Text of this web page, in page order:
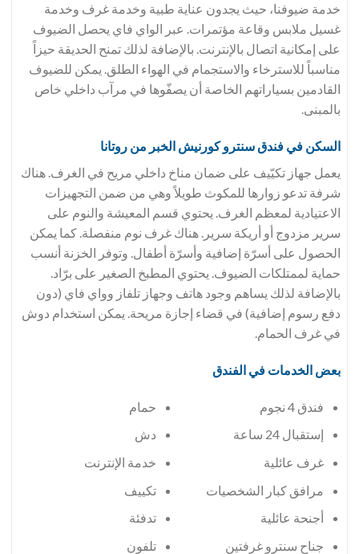
خدمة ضيوفنا، حيث يجدون عناية طبية وخدمة غرف وخدمة
غسيل ملابس وقاعة مؤتمرات. عبر الواي فاي يحصل الضيوف
على إمكانية اتصال بالإنترنت. بالإضافة لذلك تمنح الحديقة حيزاً
مناسباً للاسترخاء والاستجمام في الهواء الطلق. يمكن للضيوف
القادمين بسياراتهم الخاصة أن يصفّوها في مرآب داخلي خاص
بالمبنى.
السكن في فندق سنترو كورنيش الخبر من روتانا
يعمل جهاز تكيّيف على ضمان مناخ داخلي مريح في الغرف. هناك
شرفة تدعو زوارها للمكوث طويلاً وهي من ضمن التجهيزات
الاعتيادية لمعظم الغرف. يحتوي قسم المعيشة والنوم على
سرير مزدوج أو أريكة سرير. هناك غرف نوم منفصلة. كما يمكن
الحصول على أسرّة إضافية وأسرّة أطفال. وتوفر الخزنة أنسب
حماية لممتلكات الضيوف. يحتوي المطبخ الصغير على برّاد.
بالإضافة لذلك يساهم وجود هاتف وجهاز تلفاز وواي فاي (دون
دفع رسوم إضافية) في قضاء إجازة مريحة. يمكن استخدام دوش
في غرف الحمام.
بعض الخدمات في الفندق
فندق 4 نجوم
إستقبال 24 ساعة
غرف عائلية
مرافق كبار الشخصيات
أجنحة عائلية
جناح سنترو غرفتين
حمام
دش
خدمة الإنترنت
تكييف
تدفئة
تلفون